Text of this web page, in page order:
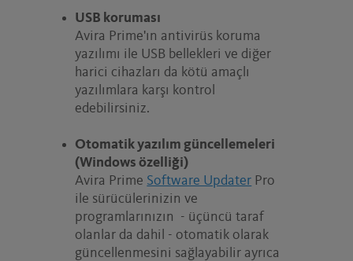
USB koruması
Avira Prime'ın antivirüs koruma
yazılımı ile USB bellekleri ve diğer
harici cihazları da kötü amaçlı
yazılımlara karşı kontrol
edebilirsiniz.
Otomatik yazılım güncellemeleri
(Windows özelliği)
Avira Prime Software Updater Pro
ile sürücülerinizin ve
programlarınızın - üçüncü taraf
olanlar da dahil - otomatik olarak
güncellenmesini sağlayabilir ayrıca